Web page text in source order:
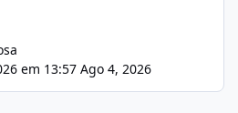
em 13:57 Ago 4, 2026